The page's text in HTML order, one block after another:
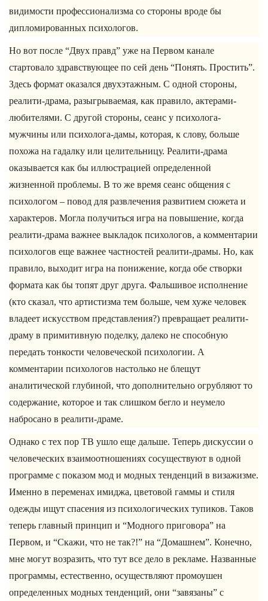
видимости профессионализма со стороны вроде бы
дипломированных психологов.
Но вот после “Двух правд” уже на Первом канале
стартовало здравствующее по сей день “Понять. Простить”.
Здесь формат оказался двухэтажным. С одной стороны,
реалити-драма, разыгрываемая, как правило, актерами-
любителями. С другой стороны, сеанс у психолога-
мужчины или психолога-дамы, которая, к слову, больше
похожа на гадалку или целительницу. Реалити-драма
оказывается как бы иллюстрацией определенной
жизненной проблемы. В то же время сеанс общения с
психологом – повод для развлечения развитием сюжета и
характеров. Могла получиться игра на повышение, когда
реалити-драма важнее выкладок психологов, а комментарии
психологов еще важнее частностей реалити-драмы. Но, как
правило, выходит игра на понижение, когда обе створки
формата как бы топят друг друга. Фальшивое исполнение
(кто сказал, что артистизма тем больше, чем хуже человек
владеет искусством представления?) превращает реалити-
драму в примитивную поделку, далеко не способную
передать тонкости человеческой психологии. А
комментарии психологов настолько не блещут
аналитической глубиной, что дополнительно огрубляют то
содержание, которое и так слишком бегло и неумело
набросано в реалити-драме.
Однако с тех пор ТВ ушло еще дальше. Теперь дискуссии о
человеческих взаимоотношениях сосуществуют в одной
программе с показом мод и модных тенденций в визажизме.
Именно в переменах имиджа, цветовой гаммы и стиля
одежды ищут спасения из психологических тупиков. Таков
теперь главный принцип и “Модного приговора” на
Первом, и “Скажи, что не так?!” на “Домашнем”. Конечно,
мне могут возразить, что тут все дело в рекламе. Названные
программы, естественно, осуществляют промоушен
определенных модных тенденций, они “завязаны” с